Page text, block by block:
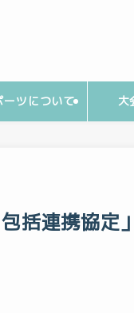
ーツについて 大
括連携協定